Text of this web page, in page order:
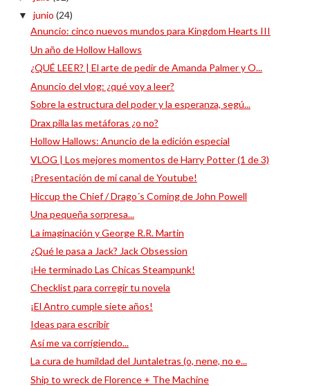
▼ junio (24)
Anuncio: cinco nuevos mundos para Kingdom Hearts III
Un año de Hollow Hallows
¿QUÉ LEER? | El arte de pedir de Amanda Palmer y O...
Anuncio del vlog: ¿qué voy a leer?
Sobre la estructura del poder y la esperanza, segú...
Drax pilla las metáforas ¿o no?
Hollow Hallows: Anuncio de la edición especial
VLOG | Los mejores momentos de Harry Potter (1 de 3)
¡Presentación de mi canal de Youtube!
Hiccup the Chief / Drago´s Coming de John Powell
Una pequeña sorpresa...
La imaginación y George R.R. Martin
¿Qué le pasa a Jack? Jack Obsession
¡He terminado Las Chicas Steampunk!
Checklist para corregir tu novela
¡El Antro cumple siete años!
Ideas para escribir
Así me va corrigiendo...
La cura de humildad del Juntaletras (o, nene, no e...
Ship to wreck de Florence + The Machine